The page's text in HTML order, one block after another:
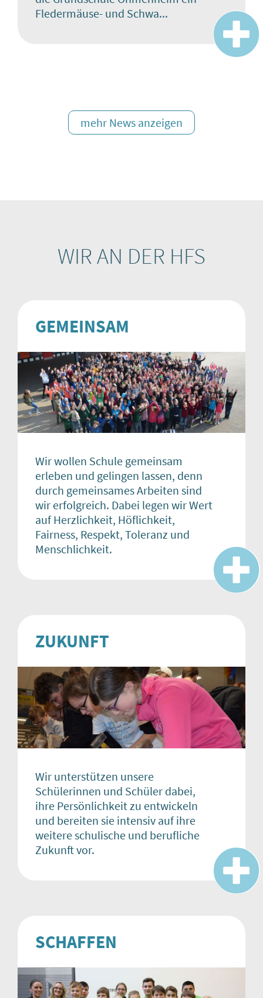
Fledermäuse- und Schwa...
mehr News anzeigen
WIR AN DER HFS
GEMEINSAM
Wir wollen Schule gemeinsam
erleben und gelingen lassen, denn
durch gemeinsames Arbeiten sind
wir erfolgreich. Dabei legen wir Wert
auf Herzlichkeit, Höflichkeit,
Fairness, Respekt, Toleranz und
Menschlichkeit.
ZUKUNFT
Wir unterstützen unsere
Schülerinnen und Schüler dabei,
ihre Persönlichkeit zu entwickeln
und bereiten sie intensiv auf ihre
weitere schulische und berufliche
Zukunft vor.
SCHAFFEN